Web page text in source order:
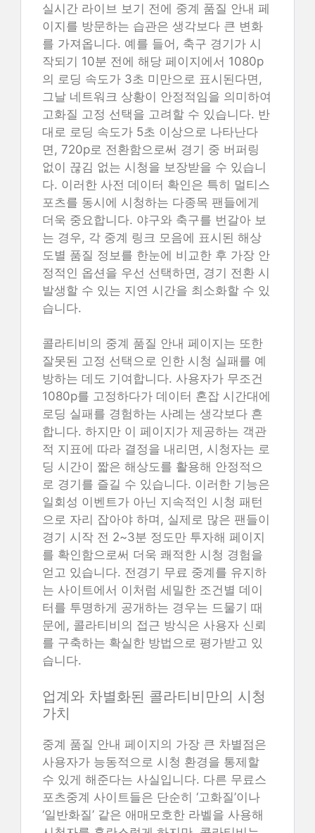
실시간 라이브 보기 전에 중계 품질 안내 페
이지를 방문하는 습관은 생각보다 큰 변화
를 가져옵니다. 예를 들어, 축구 경기가 시
작되기 10분 전에 해당 페이지에서 1080p
의 로딩 속도가 3초 미만으로 표시된다면,
그날 네트워크 상황이 안정적임을 의미하여
고화질 고정 선택을 고려할 수 있습니다. 반
대로 로딩 속도가 5초 이상으로 나타난다
면, 720p로 전환함으로써 경기 중 버퍼링
없이 끊김 없는 시청을 보장받을 수 있습니
다. 이러한 사전 데이터 확인은 특히 멀티스
포츠를 동시에 시청하는 다종목 팬들에게
더욱 중요합니다. 야구와 축구를 번갈아 보
는 경우, 각 중계 링크 모음에 표시된 해상
도별 품질 정보를 한눈에 비교한 후 가장 안
정적인 옵션을 우선 선택하면, 경기 전환 시
발생할 수 있는 지연 시간을 최소화할 수 있
습니다.
콜라티비의 중계 품질 안내 페이지는 또한
잘못된 고정 선택으로 인한 시청 실패를 예
방하는 데도 기여합니다. 사용자가 무조건
1080p를 고정하다가 데이터 혼잡 시간대에
로딩 실패를 경험하는 사례는 생각보다 흔
합니다. 하지만 이 페이지가 제공하는 객관
적 지표에 따라 결정을 내리면, 시청자는 로
딩 시간이 짧은 해상도를 활용해 안정적으
로 경기를 즐길 수 있습니다. 이러한 기능은
일회성 이벤트가 아닌 지속적인 시청 패턴
으로 자리 잡아야 하며, 실제로 많은 팬들이
경기 시작 전 2~3분 정도만 투자해 페이지
를 확인함으로써 더욱 쾌적한 시청 경험을
얻고 있습니다. 전경기 무료 중계를 유지하
는 사이트에서 이처럼 세밀한 조건별 데이
터를 투명하게 공개하는 경우는 드물기 때
문에, 콜라티비의 접근 방식은 사용자 신뢰
를 구축하는 확실한 방법으로 평가받고 있
습니다.
업계와 차별화된 콜라티비만의 시청
가치
중계 품질 안내 페이지의 가장 큰 차별점은
사용자가 능동적으로 시청 환경을 통제할
수 있게 해준다는 사실입니다. 다른 무료스
포츠중계 사이트들은 단순히 ‘고화질’이나
‘일반화질’ 같은 애매모호한 라벨을 사용해